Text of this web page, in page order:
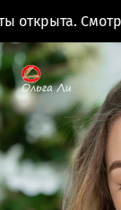
Смотри